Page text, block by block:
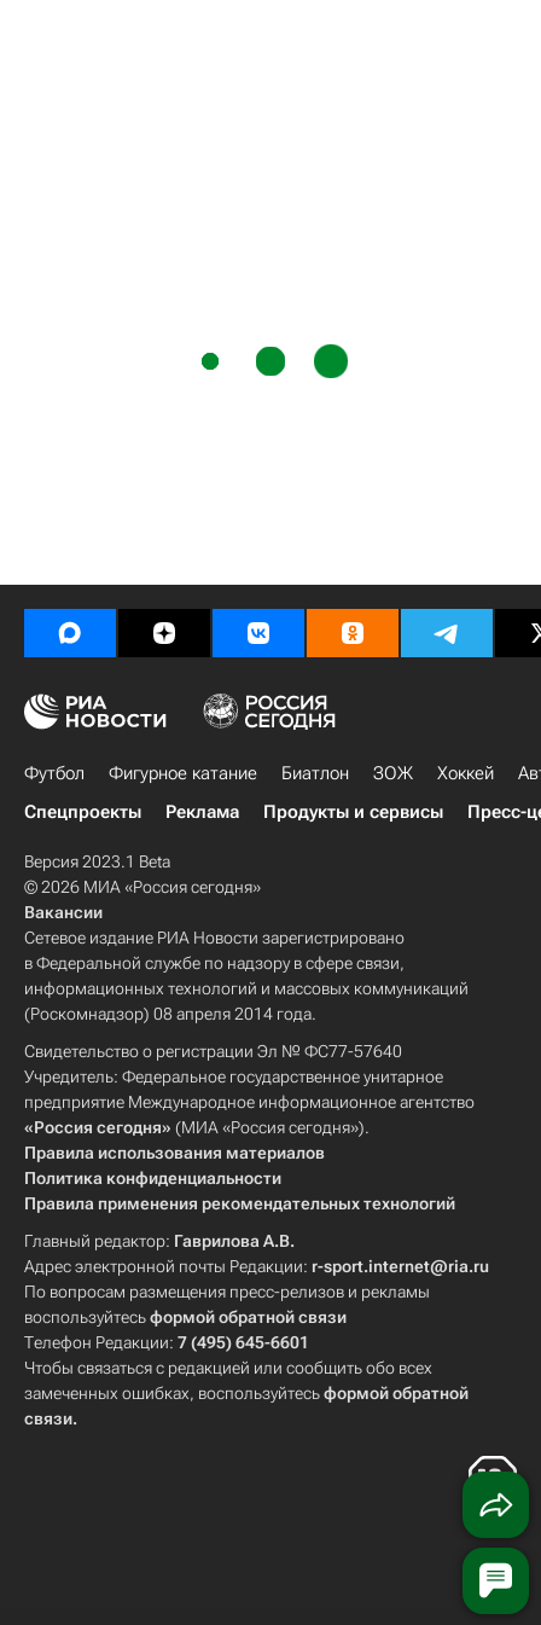
Футбол Фигурное катание Биатлон ЗОЖ Хоккей
Спецпроекты
Реклама Продукты и сервисы Пресс-
Версия 2023.1 Beta
© 2026 МИА «Россия сегодня»
Вакансии
Сетевое издание РИА Новости зарегистрировано
в Федеральной службе по надзору в сфере связи,
информационных технологий и массовых коммуникаций
(Роскомнадзор) 08 апреля 2014 года.
Свидетельство о регистрации Эл № ФС77-57640
Учредитель: Федеральное государственное унитарное
предприятие Международное информационное агентство
«Россия сегодня» (МИА «Россия сегодня»).
Правила использования материалов
Политика конфиденциальности
Правила применения рекомендательных технологий
Главный редактор: Гаврилова А.В.
Адрес электронной почты Редакции: r-sport.internet@ria.ru
По вопросам размещения пресс-релизов и рекламы
воспользуйтесьформой обратной связи
Телефон Редакции: 7 (495) 645-6601
Чтобы связаться с редакцией или сообщить обо всех
замеченных ошибках, воспользуйтесьформой обратной
связи.